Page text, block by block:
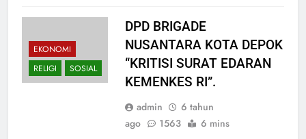
EKONOMI
RELIGI
SOSIAL
DPD BRIGADE
NUSANTARA KOTA DEPOK
“KRITISI SURAT EDARAN
KEMENKES RI”.
admin
6 tahun
ago
1563 6 mins